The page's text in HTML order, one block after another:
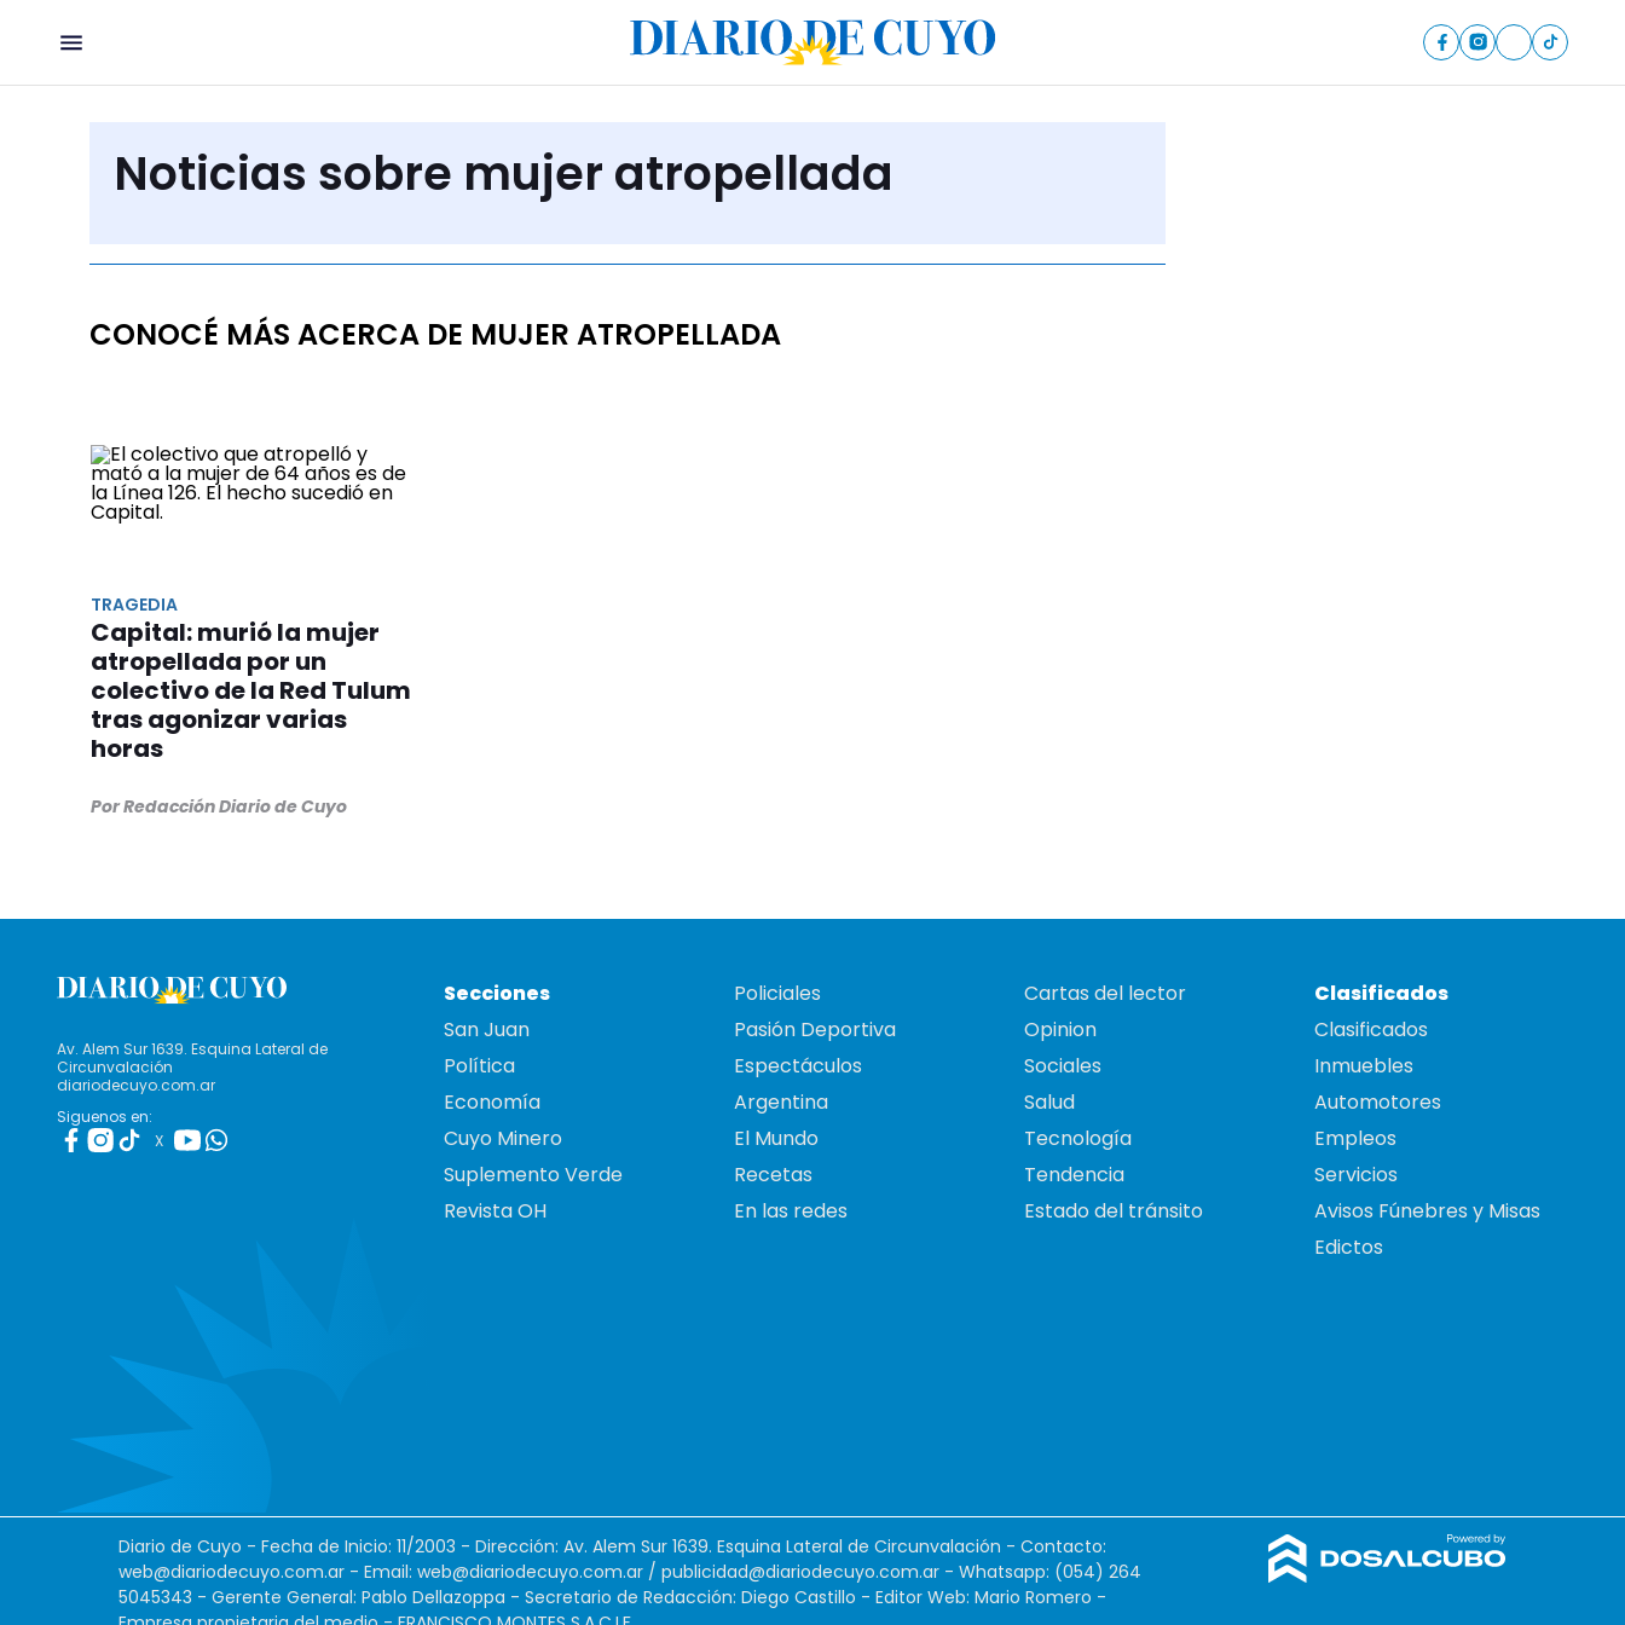
Noticias sobre mujer atropellada
CONOCÉ MÁS ACERCA DE MUJER ATROPELLADA
TRAGEDIA
Capital: murió la mujer
atropellada por un
colectivo de la Red Tulum
tras agonizar varias
horas
Por Redacción Diario de Cuyo
Av. Alem Sur 1639. Esquina Lateral de
Circunvalación
diariodecuyo.com.ar
Siguenos en:
X
Secciones
San Juan
Política
Economía
Cuyo Minero
Suplemento Verde
Revista OH
Policiales
Pasión Deportiva
Espectáculos
Argentina
El Mundo
Recetas
En las redes
Cartas del lector
Opinion
Sociales
Salud
Tecnología
Tendencia
Estado del tránsito
Clasificados
Clasificados
Inmuebles
Automotores
Empleos
Servicios
Avisos Fúnebres y Misas
Edictos
Diario de Cuyo - Fecha de Inicio: 11/2003 - Dirección: Av. Alem Sur 1639. Esquina Lateral de Circunvalación - Contacto:
web@diariodecuyo.com.ar - Email: web@diariodecuyo.com.ar / publicidad@diariodecuyo.com.ar - Whatsapp: (054) 264
5045343 - Gerente General: Pablo Dellazoppa - Secretario de Redacción: Diego Castillo - Editor Web: Mario Romero -